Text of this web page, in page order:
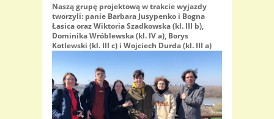
Naszą grupę projektową w trakcie wyjazdy
tworzyli: panie Barbara Jusypenko i Bogna
Łasica oraz Wiktoria Szadkowska (kl. III b),
Dominika Wróblewska (kl. IV a), Borys
Kotlewski (kl. III c) i Wojciech Durda (kl. III a)